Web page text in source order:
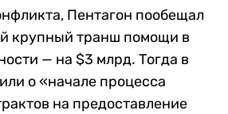
Пентагон пообещал
крупный транш помощи в
— на $3 млрд. Тогда в
о «начале процесса
на предоставление